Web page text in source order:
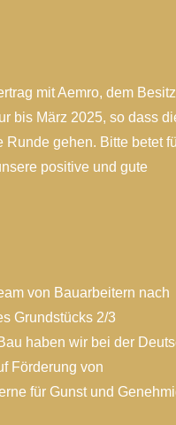
mit Aemro, dem
bis März 2025, so dass
gehen. Bitte betet
positive und gute
von Bauarbeitern nach
Grundstücks 2/3
haben wir bei der
Förderung von
für Gunst und